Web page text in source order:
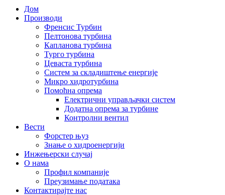
Дом
Производи
Френсис Турбин
Пелтонова турбина
Капланова турбина
Турго турбина
Цеваста турбина
Систем за складиштење енергије
Микро хидротурбина
Помоћна опрема
Електрични управљачки систем
Додатна опрема за турбине
Контролни вентил
Вести
Форстер њуз
Знање о хидроенергији
Инжењерски случај
О нама
Профил компаније
Преузимање података
Контактирајте нас